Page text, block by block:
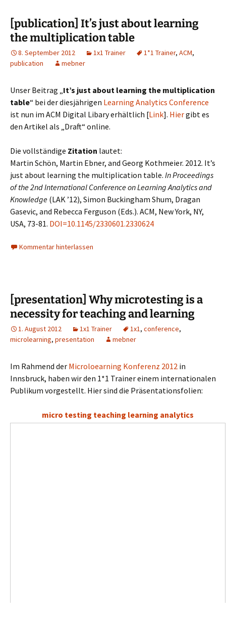
[publication] It’s just about learning
the multiplication table
8. September 2012 1x1 Trainer 1*1 Trainer, ACM,
publication
mebner
Unser Beitrag „It’s just about learning the multiplication
table“ bei der diesjährigen Learning Analytics Conference
ist nun im ACM Digital Libary erhältlich [Link]. Hiergibt es
den Artikel als „Draft“ online.
Die vollständige Zitation lautet:
Martin Schön, Martin Ebner, and Georg Kothmeier. 2012. It’s
just about learning the multiplication table. In Proceedings
of the 2nd International Conference on Learning Analytics and
Knowledge (LAK ’12), Simon Buckingham Shum, Dragan
Gasevic, and Rebecca Ferguson (Eds.). ACM, New York, NY,
USA, 73-81. DOI=10.1145/2330601.2330624
Kommentar hinterlassen
[presentation] Why microtesting is a
necessity for teaching and learning
1. August 2012 1x1 Trainer 1x1, conference,
microlearning, presentation mebner
Im Rahmend der Microloearning Konferenz 2012 in
Innsbruck, haben wir den 1*1 Trainer einem internationalen
Publikum vorgestellt. Hier sind die Präsentationsfolien:
micro testing teaching learning analytics